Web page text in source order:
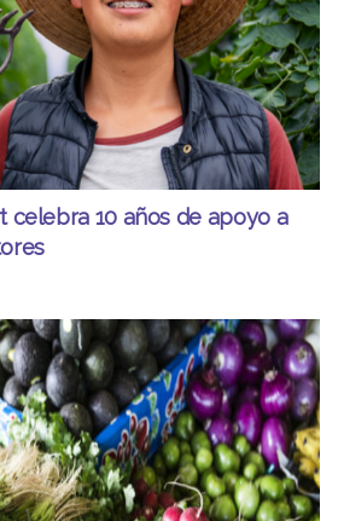
celebra 10 años de apoyo a